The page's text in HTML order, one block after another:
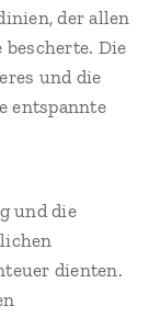
der allen
Die
und die
entspannte
und die
dienten.